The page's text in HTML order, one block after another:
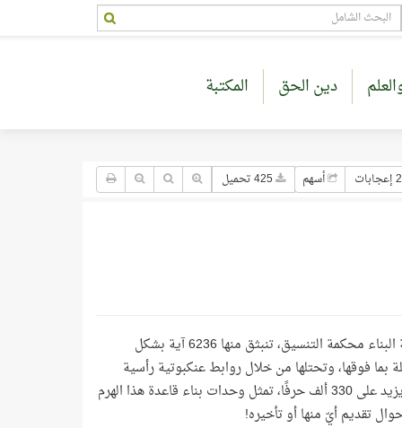
دين الحق المكتبة
أسهم
من يقف على قمّة هرم البناء الإحصائي للقرآن العظيم يرى بوضوح 114 سورة مترابطة البناء محكمة التنسيق، تنبثق منها 6236 آية بشكل
بعضها ببعض، ومتصلة بما فوقها، وتحتلها من خلال روابط عنكبوتية رأسية
وأفقية، متنوعة ومتعددة، غاية في الدقة والإحكام، ثم تتسع أكثر فأكثر لتستوعب ما يزيد على 330 ألف حرفًا، تمثل وحدات بناء قاعدة هذا الهرم
تقديم أيّ منها أو تأخيره!